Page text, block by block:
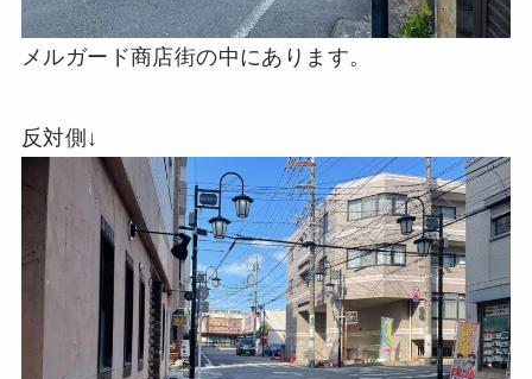
メルガード商店街の中にあります。
反対側↓